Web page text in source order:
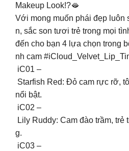
Makeup Look!?🫦
Với mong muốn phái đẹp luôn
n, sắc son tươi trẻ trong mọi
đến cho bạn 4 lựa chọn trong
nh cam
iC01 –
Starfish Red: Đỏ cam rực rỡ,
nổi bật.
iC02 –
Lily Ruddy: Cam đào trầm,
g.
iC03 –